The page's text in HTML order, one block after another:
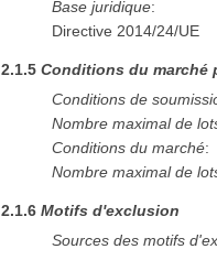
Base juridique:
Directive 2014/24/UE
2.1.5Conditions du marché
Conditions de
Nombre maximal de
Conditions du marché:
Nombre maximal de
2.1.6Motifs d'exclusion
Sources des motifs